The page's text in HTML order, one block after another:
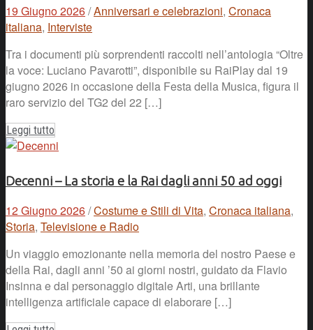
19 Giugno 2026/Anniversari e celebrazioni, Cronaca
italiana, Interviste
Tra i documenti più sorprendenti raccolti nell’antologia “Oltre
la voce: Luciano Pavarotti”, disponibile su RaiPlay dal 19
giugno 2026 in occasione della Festa della Musica, figura il
raro servizio del TG2 del 22 […]
Leggi tutto
Decenni – La storia e la Rai dagli anni 50 ad oggi
12 Giugno 2026/Costume e Stili di Vita, Cronaca italiana,
Storia, Televisione e Radio
Un viaggio emozionante nella memoria del nostro Paese e
della Rai, dagli anni ’50 ai giorni nostri, guidato da Flavio
Insinna e dal personaggio digitale Arti, una brillante
intelligenza artificiale capace di elaborare […]